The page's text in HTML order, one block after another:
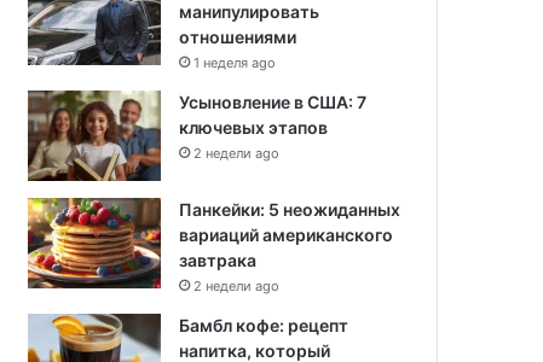
манипулировать
отношениями
1 неделя ago
Усыновление в США: 7
ключевых этапов
2 недели ago
Панкейки: 5 неожиданных
вариаций американского
завтрака
2 недели ago
Бамбл кофе: рецепт
напитка, который